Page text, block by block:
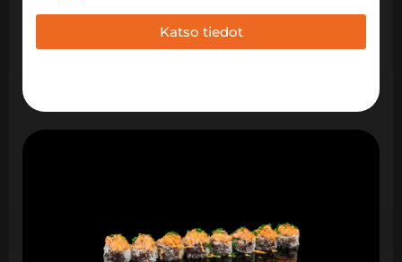
Katso tiedot